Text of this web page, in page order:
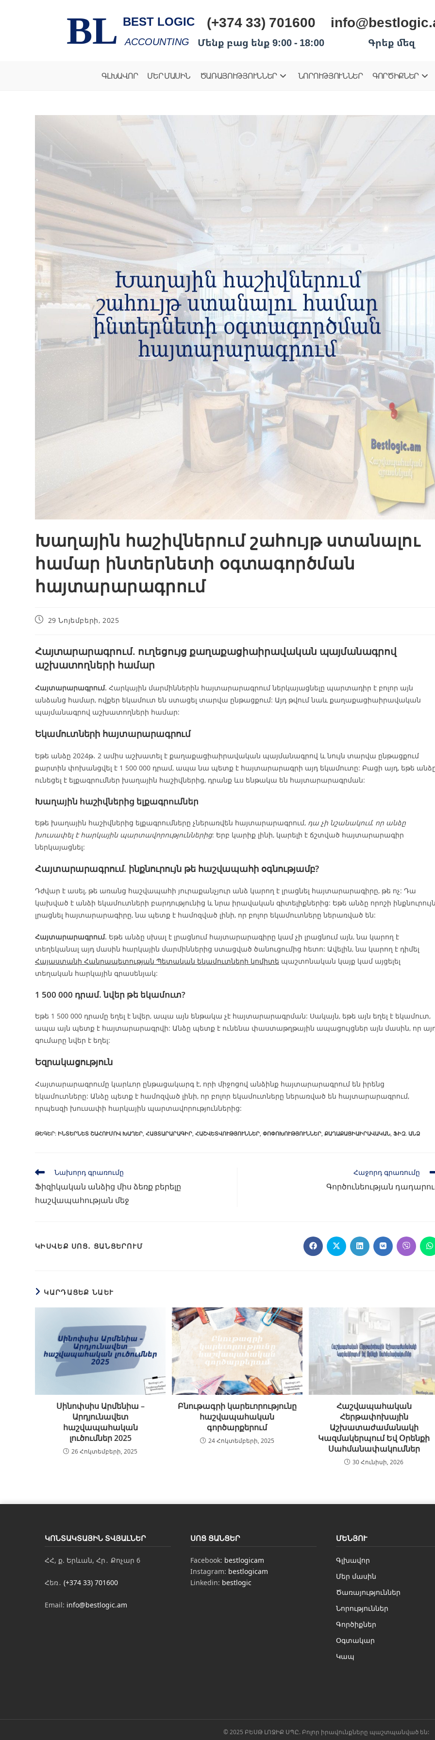
BL BEST LOGIC
ACCOUNTING
(+374 33) 701600
Մենք բաց ենք 9:00 - 18:00 Գրեք մեզ
ԳԼԽԱՎՈՐ ՄԵՐ ՄԱՍԻՆ ԾԱՌԱՅՈՒԹՅՈՒՆՆԵՐ ՆՈՐՈՒԹՅՈՒՆՆԵՐ ԳՈՐԾԻՔՆԵՐ
Խաղային հաշիվներում շահույթ ստանալու
համար ինտերնետի օգտագործման
հայտարարագրում
29 Նոյեմբերի, 2025
Հայտարարագրում. ուղեցույց քաղաքացիաիրավական պայմանագրով
աշխատողների համար
Հայտարարագրում. Հարկային մարմիններին հայտարարագրում ներկայացնելը պարտադիր է բոլոր այն
անձանց համար, ովքեր եկամուտ են ստացել տարվա ընթացքում: Այդ թվում նաև քաղաքացիաիրավական
պայմանագրով աշխատողների համար:
Եկամուտների հայտարարագրում
Եթե անձը 2024թ․ 2 ամիս աշխատել է քաղաքացիաիրավական պայմանագրով և նույն տարվա ընթացքում
քարտին փոխանցվել է 1 500 000 դրամ, ապա նա պետք է հայտարարագրի այդ եկամուտը: Բացի այդ, եթե
ունեցել է ելքագրումներ խաղային հաշիվներից, դրանք ևս ենթակա են հայտարարագրման:
Խաղային հաշիվներից ելքագրումներ
Եթե խաղային հաշիվներից ելքագրումները չներառվեն հայտարարագրում, դա չի նշանակում, որ անձը
խուսափել է հարկային պարտավորություններից: Երբ կարիք լինի, կարելի է ճշտված հայտարարագիր
ներկայացնել:
Հայտարարագրում. ինքնուրույն թե հաշվապահի օգնությամբ?
Դժվար է ասել, թե առանց հաշվապահի յուրաքանչյուր անձ կարող է լրացնել հայտարարագիրը, թե ոչ: Դա
կախված է անձի եկամուտների բարդությունից և նրա իրավական գիտելիքներից: Եթե անձը որոշի ինքնուրույն
լրացնել հայտարարագիրը, նա պետք է համոզված լինի, որ բոլոր եկամուտները ներառված են:
Հայտարարագրում. Եթե անձը սխալ է լրացնում հայտարարագիրը կամ չի լրացնում այն, նա կարող է
տեղեկանալ այդ մասին հարկային մարմիններից ստացված ծանուցումից հետո: Ավելին, նա կարող է դիմել
Հայաստանի Հանրապետության Պետական եկամուտների կոմիտե պաշտոնական կայք կամ այցելել
տեղական հարկային գրասենյակ:
1 500 000 դրամ. նվեր թե եկամուտ?
Եթե 1 500 000 դրամը եղել է նվեր, ապա այն ենթակա չէ հայտարարագրման: Սակայն, եթե այն եղել է եկամուտ,
ապա այն պետք է հայտարարագրվի: Անձը պետք է ունենա փաստաթղթային ապացույցներ այն մասին, որ
գումարը նվեր է եղել:
Եզրակացություն
Հայտարարագրումը կարևոր ընթացակարգ է, որի միջոցով անձինք հայտարարագրում են իրենց
եկամուտները: Անձը պետք է համոզված լինի, որ բոլոր եկամուտները ներառված են հայտարարագրում,
որպեսզի խուսափի հարկային պարտավորություններից:
ԹԵԳԵՐ: ԻՆՏԵՐՆԵՏ ՇԱՀՈՒՄՈՎ ԽԱՂԵՐ, ՀԱՅՏԱՐԱՐԱԳԻՐ, ՀԱՇՎԵՏՎՈՒԹՅՈՒՆՆԵՐ, ՓՈՓՈԽՈՒԹՅՈՒՆՆԵՐ, ՔԱՂԱՔԱՑԻԱԻՐԱՎԱԿԱՆ, ՖԻԶ. ԱՆՁ
Նախորդ գրառումը
Ֆիզիկական անձից միս ձեռք բերելը
հաշվապահության մեջ
Հաջորդ գրառումը
Գործունեության
ԿԻՍՎԵՔ ՍՈՑ․ ՑԱՆՑԵՐՈՒՄ
ԿԱՐԴԱՑԵՔ ՆԱԵՒ
Սինոփսիս Արմենիա –
Արդյունավետ
հաշվապահական
լուծումներ 2025
26 Հոկտեմբերի, 2025
Բնութագրի կարեւորությունը
հաշվապահական
գործարքերում
24 Հոկտեմբերի, 2025
Հաշվապահական
Հերթափոխային
Աշխատաժամանակի
Կազմակերպում Եվ Օրենքի
Սահմանափակումներ
30 Հունիսի, 2026
ԿՈՆՏԱԿՏԱՅԻՆ ՏՎՅԱԼՆԵՐ
ՀՀ, ք. Երևան, Հր․ Քոչար 6
Հեռ․ (+374 33) 701600
Email: info@bestlogic.am
ՍՈՑ ՑԱՆՑԵՐ
Facebook: bestlogicam
Instagram: bestlogicam
Linkedin: bestlogic
ՄԵՆՅՈՒ
Գլխավոր
Մեր մասին
Ծառայություններ
Նորություններ
Գործիքներ
Օգտակար
Կապ
© 2025 ԲԵՍԹ ԼՈՋԻՔ ՍՊԸ. Բոլոր իրավունքները պաշտպանված են: